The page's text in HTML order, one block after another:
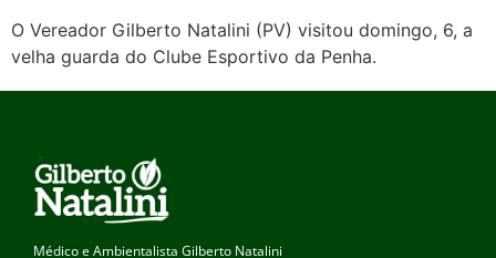
O Vereador Gilberto Natalini (PV) visitou domingo, 6, a
velha guarda do Clube Esportivo da Penha.
Médico e Ambientalista Gilberto Natalini